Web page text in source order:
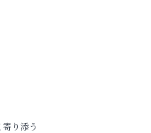
り添う